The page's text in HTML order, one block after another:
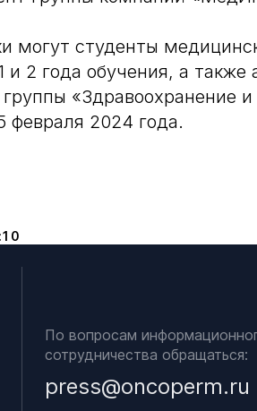
могут студенты
и 2 года обучения, а
«Здравоохранение
февраля 2024 года.
По вопросам
сотрудничества обращаться:
press@oncoperm.ru